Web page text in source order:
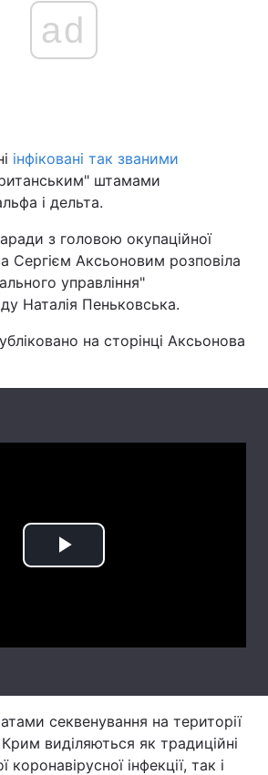
Війна
Світ
Наука
Лайт
Інциденти
ad
інфіковані так званими
штамами
і дельта.
з головою окупаційної
Сергієм Аксьоновим розповіла
управління"
Наталія Пеньковська.
на сторінці Аксьонова
Play
секвенування на території
виділяються як традиційні
інфекції, так і